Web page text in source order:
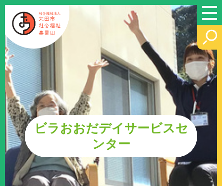
このページの本文へ
ビラおおだデイサービスセ
ンター